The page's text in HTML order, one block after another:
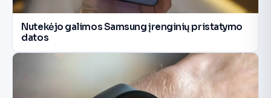
Nutekėjo galimos Samsung įrenginių pristatymo
datos